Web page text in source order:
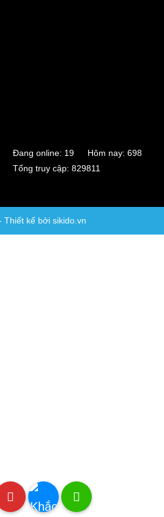
Đang online: 19 Hôm nay: 698
Tổng truy cập: 829811
Thiết kế bởi sikido.vn